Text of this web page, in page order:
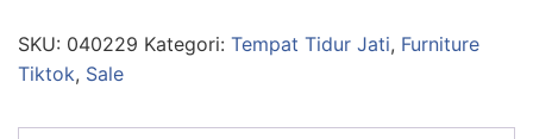
SKU: 040229 Kategori: Tempat Tidur Jati, Furniture
Tiktok, Sale